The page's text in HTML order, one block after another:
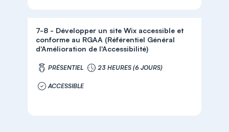
7-8 - Développer un site Wix accessible et
conforme au RGAA (Référentiel Général
d'Amélioration de l'Accessibilité)
PRÉSENTIEL 23 HEURES (6 JOURS)
ACCESSIBLE